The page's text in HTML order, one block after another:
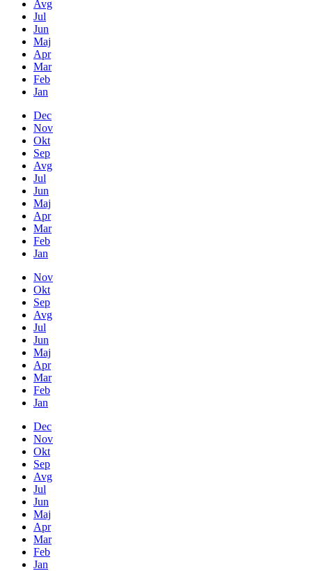
Avg
Jul
Jun
Maj
Apr
Mar
Feb
Jan
Dec
Nov
Okt
Sep
Avg
Jul
Jun
Maj
Apr
Mar
Feb
Jan
Nov
Okt
Sep
Avg
Jul
Jun
Maj
Apr
Mar
Feb
Jan
Dec
Nov
Okt
Sep
Avg
Jul
Jun
Maj
Apr
Mar
Feb
Jan